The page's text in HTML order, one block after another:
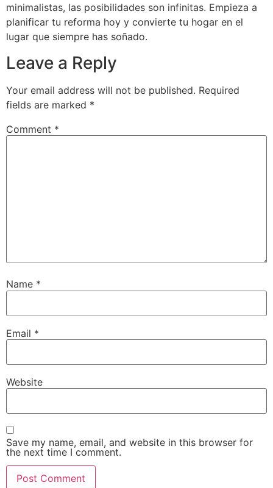
minimalistas, las posibilidades son infinitas. Empieza a
planificar tu reforma hoy y convierte tu hogar en el
lugar que siempre has soñado.
Leave a Reply
Your email address will not be published. Required
fields are marked *
Comment *
Name *
Email *
Website
Save my name, email, and website in this browser for
the next time I comment.